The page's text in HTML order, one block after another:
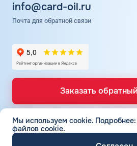
info@card-oil.ru
Почта для обратной связи
Заказать
ТОПЛИВНЫЕ КАРТЫ
Мы используем cookie. Подробнее:
файлов cookie.